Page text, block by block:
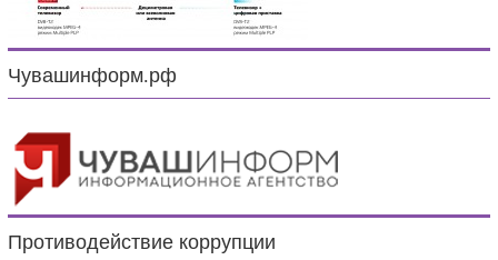
Чувашинформ.рф
Противодействие коррупции